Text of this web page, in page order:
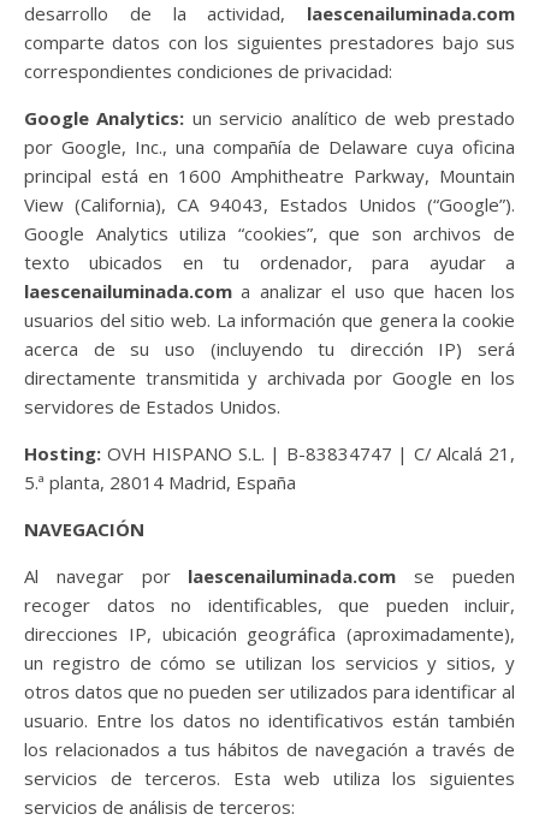
desarrollo de la actividad, laescenailuminada.com
comparte datos con los siguientes prestadores bajo sus
correspondientes condiciones de privacidad:
Google Analytics: un servicio analítico de web prestado
por Google, Inc., una compañía de Delaware cuya oficina
principal está en 1600 Amphitheatre Parkway, Mountain
View (California), CA 94043, Estados Unidos (“Google”).
Google Analytics utiliza “cookies”, que son archivos de
texto ubicados en tu ordenador, para ayudar a
laescenailuminada.com a analizar el uso que hacen los
usuarios del sitio web. La información que genera la cookie
acerca de su uso (incluyendo tu dirección IP) será
directamente transmitida y archivada por Google en los
servidores de Estados Unidos.
Hosting: OVH HISPANO S.L. | B-83834747 | C/ Alcalá 21,
5.ª planta, 28014 Madrid, España
NAVEGACIÓN
Al navegar por laescenailuminada.com se pueden
recoger datos no identificables, que pueden incluir,
direcciones IP, ubicación geográfica (aproximadamente),
un registro de cómo se utilizan los servicios y sitios, y
otros datos que no pueden ser utilizados para identificar al
usuario. Entre los datos no identificativos están también
los relacionados a tus hábitos de navegación a través de
servicios de terceros. Esta web utiliza los siguientes
servicios de análisis de terceros: